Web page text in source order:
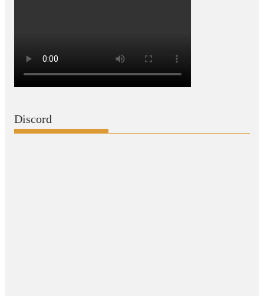
Discord